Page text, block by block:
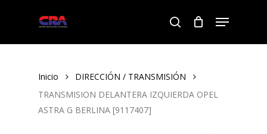
search
Menu
Inicio
DIRECCIÓN / TRANSMISIÓN
TRANSMISION DELANTERA IZQUIERDA OPEL
ASTRA G BERLINA [9117407]